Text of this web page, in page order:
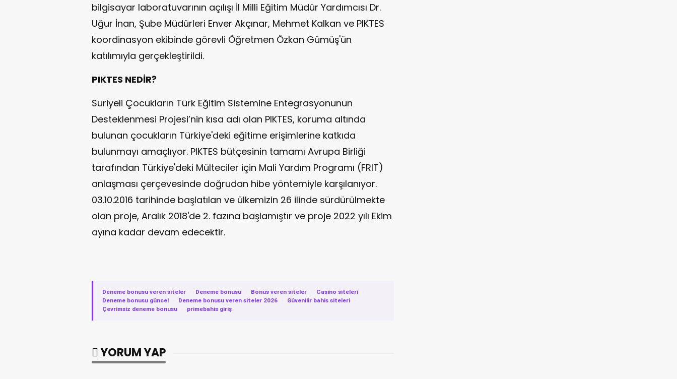
bilgisayar laboratuvarının açılışı İl Milli Eğitim Müdür Yardımcısı Dr.
Uğur İnan, Şube Müdürleri Enver Akçınar, Mehmet Kalkan ve PIKTES
koordinasyon ekibinde görevli Öğretmen Özkan Gümüş'ün
katılımıyla gerçekleştirildi.
PIKTES NEDİR?
Suriyeli Çocukların Türk Eğitim Sistemine Entegrasyonunun
Desteklenmesi Projesi’nin kısa adı olan PIKTES, koruma altında
bulunan çocukların Türkiye'deki eğitime erişimlerine katkıda
bulunmayı amaçlıyor. PIKTES bütçesinin tamamı Avrupa Birliği
tarafından Türkiye'deki Mülteciler için Mali Yardım Programı (FRIT)
anlaşması çerçevesinde doğrudan hibe yöntemiyle karşılanıyor.
03.10.2016 tarihinde başlatılan ve ülkemizin 26 ilinde sürdürülmekte
olan proje, Aralık 2018'de 2. fazına başlamıştır ve proje 2022 yılı Ekim
ayına kadar devam edecektir.
Deneme bonusu veren siteler · Deneme bonusu · Bonus veren siteler · Casino siteleri
·
Deneme bonusu güncel
· Deneme bonusu veren siteler 2026 · Güvenilir bahis siteleri
·
Çevrimsiz deneme bonusu
· primebahis giriş
YORUM YAP